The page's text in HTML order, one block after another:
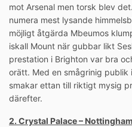
mot Arsenal men torsk blev
numera mest lysande
möjligt åtgärda Mbeumos
iskall Mount när gubbar likt
prestation i Brighton var bra
orätt. Med en smågrinig
smakar ettan till riktigt mysig
därefter.
2. Crystal Palace –